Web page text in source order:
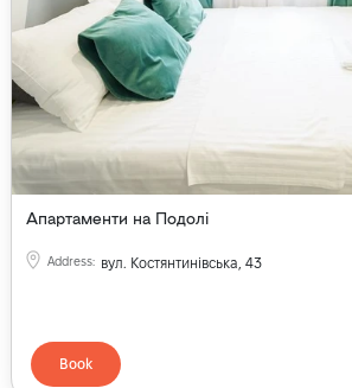
Апартаменти на Подолі
Address: вул. Костянтинівська, 43
Book